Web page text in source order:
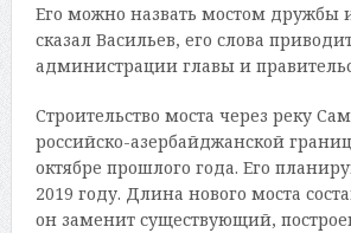
Его можно назвать мостом дружбы
сказал Васильев, его слова
администрации главы и
Строительство моста через реку
российско-азербайджанской
октябре прошлого года. Его
2019 году. Длина нового моста
он заменит существующий,